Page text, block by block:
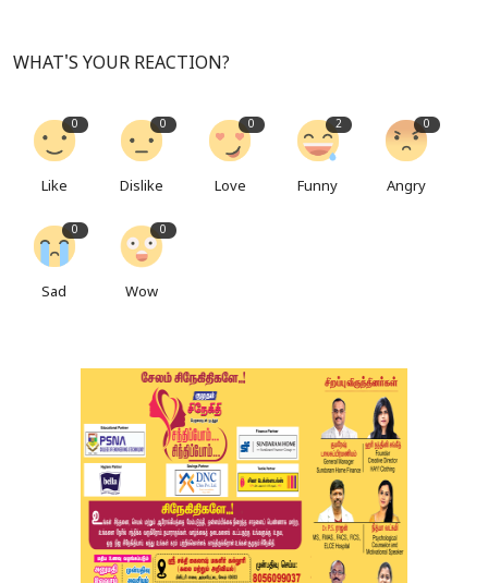
WHAT'S YOUR REACTION?
0
Like
0
Dislike
0
Love
2
Funny
0
Angry
0
Sad
0
Wow